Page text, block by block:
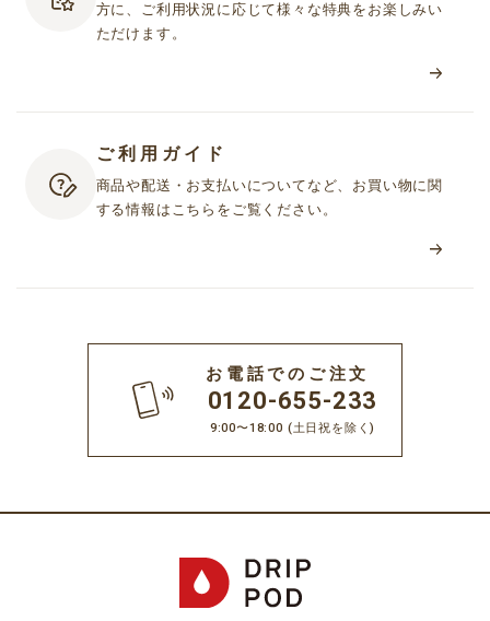
方に、ご利用状況に応じて様々な特典をお楽しみい
ただけます。
ご利用ガイド
商品や配送・お支払いについてなど、お買い物に関
する情報はこちらをご覧ください。
お電話でのご注文
0120-655-233
9:00〜18:00 (土日祝を除く)